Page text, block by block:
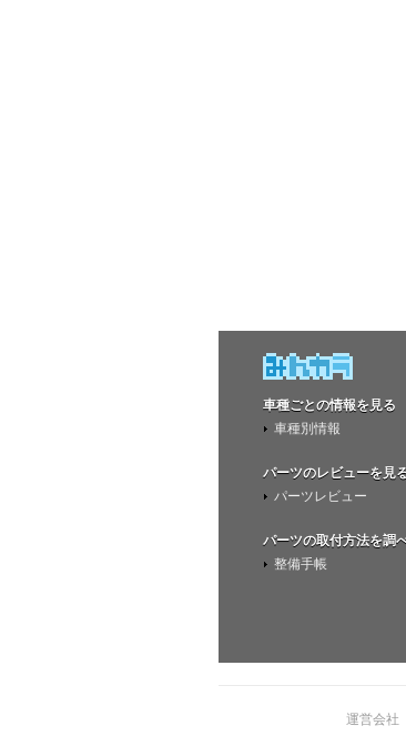
車種ごとの情報を見る
車種別情報
パーツのレビューを見
パーツレビュー
パーツの取付方法を調
整備手帳
運営会社